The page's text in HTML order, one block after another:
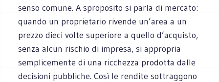
senso comune. A sproposito si parla di mercato:
quando un proprietario rivende un’area a un
prezzo dieci volte superiore a quello d’acquisto,
senza alcun rischio di impresa, si appropria
semplicemente di una ricchezza prodotta dalle
decisioni pubbliche. Così le rendite sottraggono